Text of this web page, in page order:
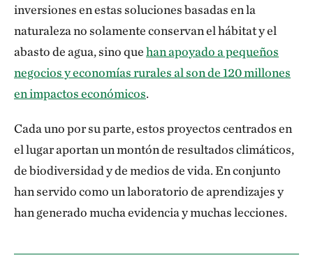
inversiones en estas soluciones basadas en la
naturaleza no solamente conservan el hábitat y el
abasto de agua, sino quehan apoyado a pequeños
negocios y economías rurales al son de 120 millones
en impactos económicos.
Cada uno por su parte, estos proyectos centrados en
el lugar aportan un montón de resultados climáticos,
de biodiversidad y de medios de vida. En conjunto
han servido como un laboratorio de aprendizajes y
han generado mucha evidencia y muchas lecciones.